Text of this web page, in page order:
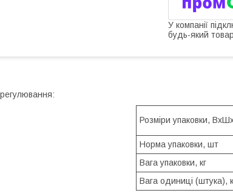
У компанії
будь-який
Розміри упаковки,
Норма упаковки, шт
Вага упаковки, кг
Вага одиниці (штука),